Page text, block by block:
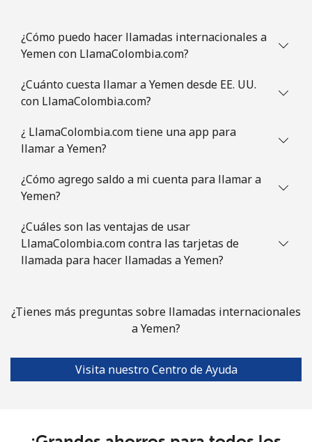
¿Cómo puedo hacer llamadas internacionales a
Yemen con LlamaColombia.com?
¿Cuánto cuesta llamar a Yemen desde EE. UU.
con LlamaColombia.com?
¿ LlamaColombia.com tiene una app para
llamar a Yemen?
¿Cómo agrego saldo a mi cuenta para llamar a
Yemen?
¿Cuáles son las ventajas de usar
LlamaColombia.com contra las tarjetas de
llamada para hacer llamadas a Yemen?
¿Tienes más preguntas sobre llamadas internacionales
a Yemen?
Visita nuestro Centro de Ayuda